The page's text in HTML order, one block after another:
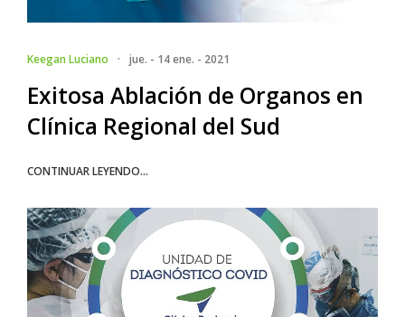
Keegan Luciano · jue. - 14 ene. - 2021
Exitosa Ablación de Organos en
Clínica Regional del Sud
CONTINUAR LEYENDO...